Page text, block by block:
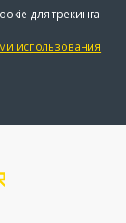
для трекинга
использования